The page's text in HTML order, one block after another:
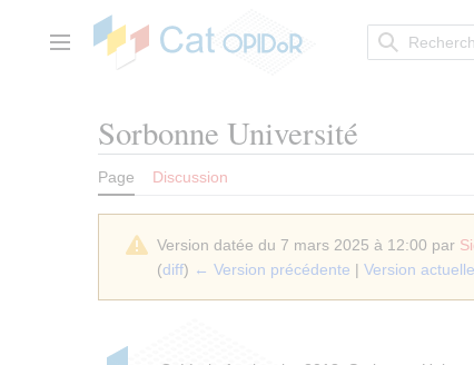
contenuMenu principal
Sorbonne Université
Page Discussion
Version datée du 7 mars 2025 à 12:00 par
(diff) ← Version précédente | Version actuelle